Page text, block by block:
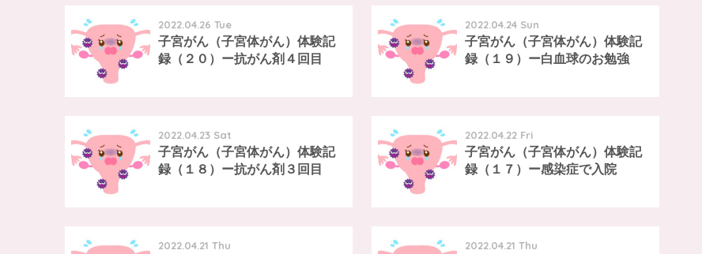
2022.04.26 Tue
子宮がん（子宮体がん）体験記
録（２０）ー抗がん剤４回目
2022.04.24 Sun
子宮がん（子宮体がん）体験記
録（１９）ー白血球のお勉強
2022.04.23 Sat
子宮がん（子宮体がん）体験記
録（１８）ー抗がん剤３回目
2022.04.22 Fri
子宮がん（子宮体がん）体験記
録（１７）ー感染症で入院
2022.04.21 Thu 2022.04.21 Thu